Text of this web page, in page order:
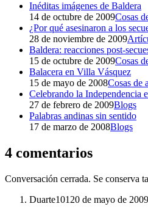
Inéditas imágenes de Baldera
14 de octubre de 2009Cosas
¿Por qué asesinaron a los
28 de noviembre de 2009
Baldera: reacciones post-
15 de octubre de 2009Cosas
Balacera en Villa Vásquez
15 de mayo de 2008Cosas de
Celebrando la Independencia
27 de febrero de 2009Blogs
Palabras andinas sin sentido
17 de marzo de 2008Blogs
4 comentarios
Conversación cerrada. Se conserva
Duarte101 20 de mayo de 2009